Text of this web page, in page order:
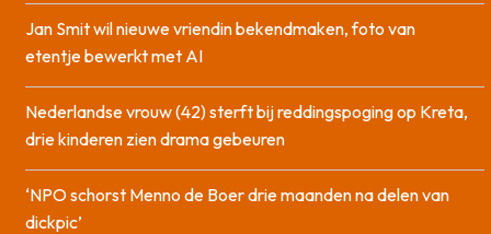
Jan Smit wil nieuwe vriendin bekendmaken, foto van
etentje bewerkt met AI
Nederlandse vrouw (42) sterft bij reddingspoging op Kreta,
drie kinderen zien drama gebeuren
‘NPO schorst Menno de Boer drie maanden na delen van
dickpic’